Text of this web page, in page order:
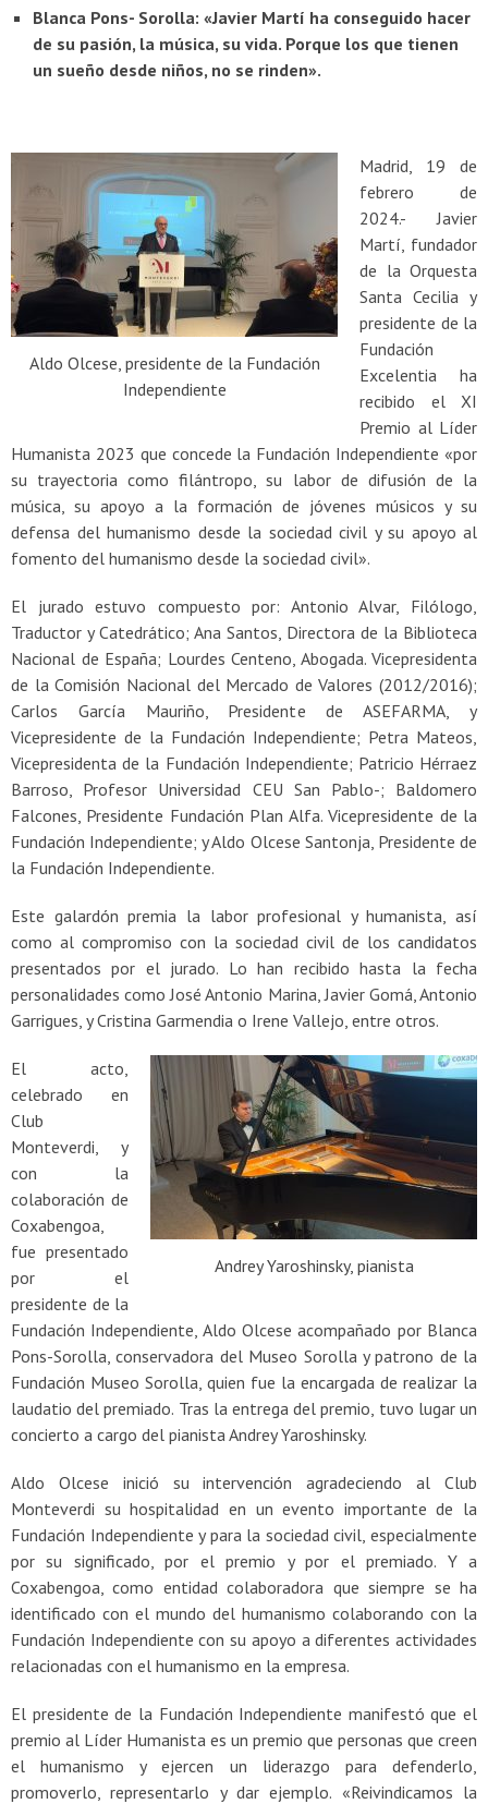
Blanca Pons- Sorolla: «Javier Martí ha conseguido hacer
de su pasión, la música, su vida. Porque los que tienen
un sueño desde niños, no se rinden».
Aldo Olcese, presidente de la Fundación
Independiente
Madrid, 19 de
febrero de
2024.- Javier
Martí, fundador
de la Orquesta
Santa Cecilia y
presidente de la
Fundación
Excelentia ha
recibido el XI
Premio al Líder
Humanista 2023 que concede la Fundación Independiente «por
su trayectoria como filántropo, su labor de difusión de la
música, su apoyo a la formación de jóvenes músicos y su
defensa del humanismo desde la sociedad civil y su apoyo al
fomento del humanismo desde la sociedad civil».
El jurado estuvo compuesto por: Antonio Alvar, Filólogo,
Traductor y Catedrático; Ana Santos, Directora de la Biblioteca
Nacional de España; Lourdes Centeno, Abogada. Vicepresidenta
de la Comisión Nacional del Mercado de Valores (2012/2016);
Carlos García Mauriño, Presidente de ASEFARMA, y
Vicepresidente de la Fundación Independiente; Petra Mateos,
Vicepresidenta de la Fundación Independiente; Patricio Hérraez
Barroso, Profesor Universidad CEU San Pablo-; Baldomero
Falcones, Presidente Fundación Plan Alfa. Vicepresidente de la
Fundación Independiente; y Aldo Olcese Santonja, Presidente de
la Fundación Independiente.
Este galardón premia la labor profesional y humanista, así
como al compromiso con la sociedad civil de los candidatos
presentados por el jurado. Lo han recibido hasta la fecha
personalidades como José Antonio Marina, Javier Gomá, Antonio
Garrigues, y Cristina Garmendia o Irene Vallejo, entre otros.
Andrey Yaroshinsky, pianista
El acto,
celebrado en
Club
Monteverdi, y
con la
colaboración de
Coxabengoa,
fue presentado
por el
presidente de la
Fundación Independiente, Aldo Olcese acompañado por Blanca
Pons-Sorolla, conservadora del Museo Sorolla y patrono de la
Fundación Museo Sorolla, quien fue la encargada de realizar la
laudatio del premiado. Tras la entrega del premio, tuvo lugar un
concierto a cargo del pianista Andrey Yaroshinsky.
Aldo Olcese inició su intervención agradeciendo al Club
Monteverdi su hospitalidad en un evento importante de la
Fundación Independiente y para la sociedad civil, especialmente
por su significado, por el premio y por el premiado. Y a
Coxabengoa, como entidad colaboradora que siempre se ha
identificado con el mundo del humanismo colaborando con la
Fundación Independiente con su apoyo a diferentes actividades
relacionadas con el humanismo en la empresa.
El presidente de la Fundación Independiente manifestó que el
premio al Líder Humanista es un premio que personas que creen
el humanismo y ejercen un liderazgo para defenderlo,
promoverlo, representarlo y dar ejemplo. «Reivindicamos la